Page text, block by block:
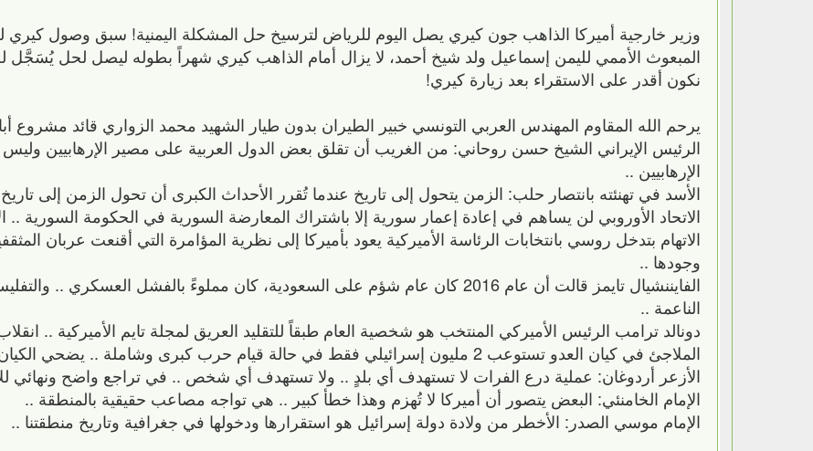
وزير خارجية أميركا الذاهب جون كيري يصل اليوم للرياض لترسيخ حل المشكلة اليمنية! سبق وصول
المبعوث الأممي لليمن إسماعيل ولد شيخ أحمد، لا يزال أمام الذاهب كيري شهراً بطوله ليصل لحل يُسَجَّل
نكون أقدر على الاستقراء بعد زيارة كيري!
يرحم الله المقاوم المهندس العربي التونسي خبير الطيران بدون طيار الشهيد محمد الزواري قائد مشروع
الرئيس الإيراني الشيخ حسن روحاني: من الغريب أن تقلق بعض الدول العربية على مصير الإرهابيين
الإرهابيين ..
الأسد في تهنئته بانتصار حلب: الزمن يتحول إلى تاريخ عندما تُقرر الأحداث الكبرى أن تحول الزمن إلى
الاتحاد الأوروبي لن يساهم في إعادة إعمار سورية إلا باشتراك المعارضة السورية في الحكومة السورية ..
الاتهام بتدخل روسي بانتخابات الرئاسة الأميركية يعود بأميركا إلى نظرية المؤامرة التي أقنعت عربان
وجودها ..
الفايننشيال تايمز قالت أن عام 2016 كان عام شؤم على السعودية، كان مملوءً بالفشل العسكري ..
الناعمة ..
دونالد ترامب الرئيس الأميركي المنتخب هو شخصية العام طبقاً للتقليد العريق لمجلة تايم الأميركية ..
الملاجئ في كيان العدو تستوعب 2 مليون إسرائيلي فقط في حالة قيام حرب كبرى وشاملة .. يضحي الكيان بـ 2 مليون ..
الأزعر أردوغان: عملية درع الفرات لا تستهدف أي بلدٍ .. ولا تستهدف أي شخص .. في تراجع واضح ونهائي
الإمام الخامنئي: البعض يتصور أن أميركا لا تُهزم وهذا خطأ كبير .. هي تواجه مصاعب حقيقية بالمنطقة ..
الإمام موسي الصدر: الأخطر من ولادة دولة إسرائيل هو استقرارها ودخولها في جغرافية وتاريخ منطقتنا ..